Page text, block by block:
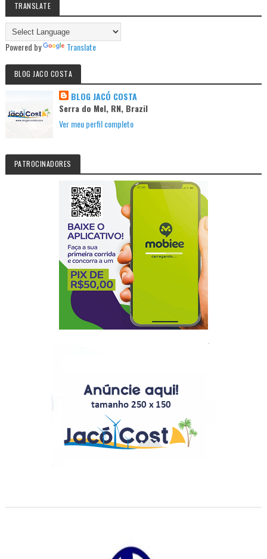
TRANSLATE
Powered by Translate
BLOG JACO COSTA
BLOG JACÓ COSTA
Serra do Mel, RN, Brazil
Ver meu perfil completo
PATROCINADORES